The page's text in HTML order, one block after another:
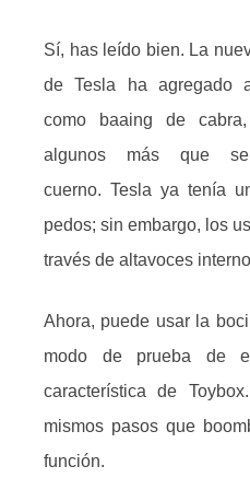
Sí, has leído bien. La
de Tesla ha agregado
como baaing de
algunos más que
cuerno. Tesla ya tenía
pedos; sin embargo, los
través de altavoces
Ahora, puede usar la
modo de prueba de
característica de Toybox.
mismos pasos que
función.